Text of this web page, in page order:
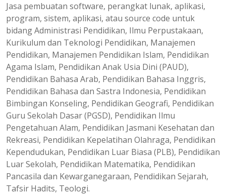
Jasa pembuatan software, perangkat lunak, aplikasi,
program, sistem, aplikasi, atau source code untuk
bidang Administrasi Pendidikan, Ilmu Perpustakaan,
Kurikulum dan Teknologi Pendidikan, Manajemen
Pendidikan, Manajemen Pendidikan Islam, Pendidikan
Agama Islam, Pendidikan Anak Usia Dini (PAUD),
Pendidikan Bahasa Arab, Pendidikan Bahasa Inggris,
Pendidikan Bahasa dan Sastra Indonesia, Pendidikan
Bimbingan Konseling, Pendidikan Geografi, Pendidikan
Guru Sekolah Dasar (PGSD), Pendidikan Ilmu
Pengetahuan Alam, Pendidikan Jasmani Kesehatan dan
Rekreasi, Pendidikan Kepelatihan Olahraga, Pendidikan
Kependudukan, Pendidikan Luar Biasa (PLB), Pendidikan
Luar Sekolah, Pendidikan Matematika, Pendidikan
Pancasila dan Kewarganegaraan, Pendidikan Sejarah,
Tafsir Hadits, Teologi.